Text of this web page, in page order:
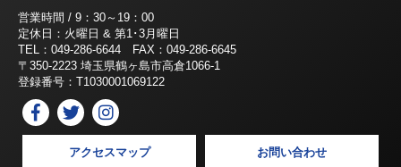
営業時間 / 9：30～19：00
定休日：火曜日 & 第1･3月曜日
TEL：049-286-6644 FAX：049-286-6645
〒350-2223 埼玉県鶴ヶ島市高倉1066-1
登録番号：T1030001069122
アクセスマップ お問い合わせ